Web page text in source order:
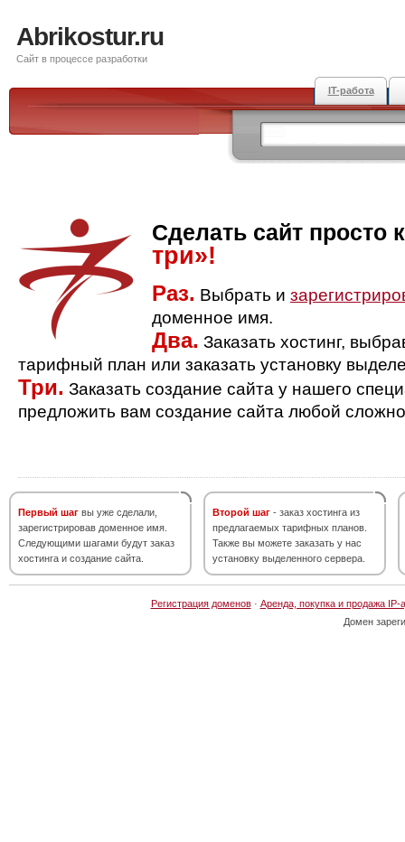
Abrikostur.ru
Сайт в процессе разработки
IT-работа
Сделать сайт просто
три»!
Раз. Выбрать и
доменное имя.
Два. Заказать хостинг,
тарифный план или заказать установку
Три. Заказать создание сайта у нашего
предложить вам создание сайта любой
Первый шаг вы уже сделали,
зарегистрировав доменное имя.
Следующими шагами будут заказ
хостинга и создание сайта.
Второй шаг - заказ хостинга из
предлагаемых тарифных планов.
Также вы можете заказать у нас
установку выделенного сервера.
Регистрация доменов· Аренда, покупка и продажа IP-
Домен